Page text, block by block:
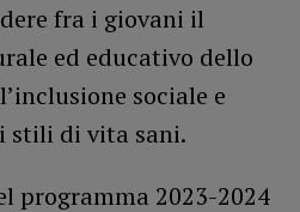
fra i giovani il
ed educativo dello
sociale e
stili di vita sani.
programma 2023-2024